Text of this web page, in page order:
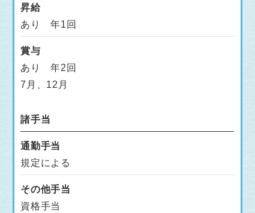
昇給
あり 年1回
賞与
あり 年2回
7月、12月
諸手当
通勤手当
規定による
その他手当
資格手当